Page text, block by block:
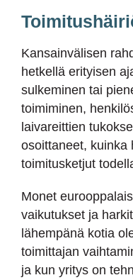
Kansainvälisen
hetkellä erityisen
sulkeminen tai
toimiminen,
laivareittien
osoittaneet, kuinka
toimitusketjut
Monet
vaikutukset ja
lähempänä kotia
toimittajan
ja kun yritys on